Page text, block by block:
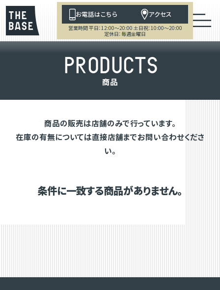
お電話はこちら アクセス
営業時間 平日：12:00～20:00 土日祝：10:00～20:00
定休日：毎週金曜日
PRODUCTS
商品
商品の販売は店舗のみで行っています。
在庫の有無については直接店舗までお問い合わせくださ
い。
条件に一致する商品がありません。